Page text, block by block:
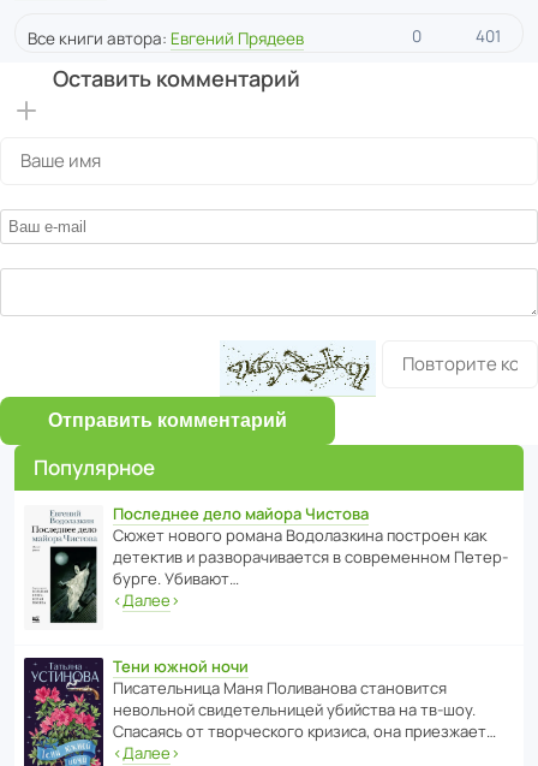
Все книги автора: Евгений Прядеев 0 401
Оставить комментарий
Отправить комментарий
Популярное
Последнее дело майора Чистова
Сюжет нового романа Водо­ла­з­кина пост­роен как
дете­ктив и разво­ра­чи­ва­ется в совре­менном Пете­р­
бурге. Убивают…
‹Далее›
Тени южной ночи
Писа­тель­ница Маня Поли­ва­нова стано­вится
невольной свиде­тель­ницей убийства на тв-шоу.
Спасаясь от твор­че­с­кого кризиса, она приезжает…
‹Далее›